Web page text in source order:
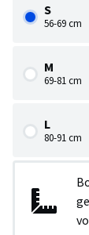
S
56-69 cm
M
69-81 cm
L
80-91 cm